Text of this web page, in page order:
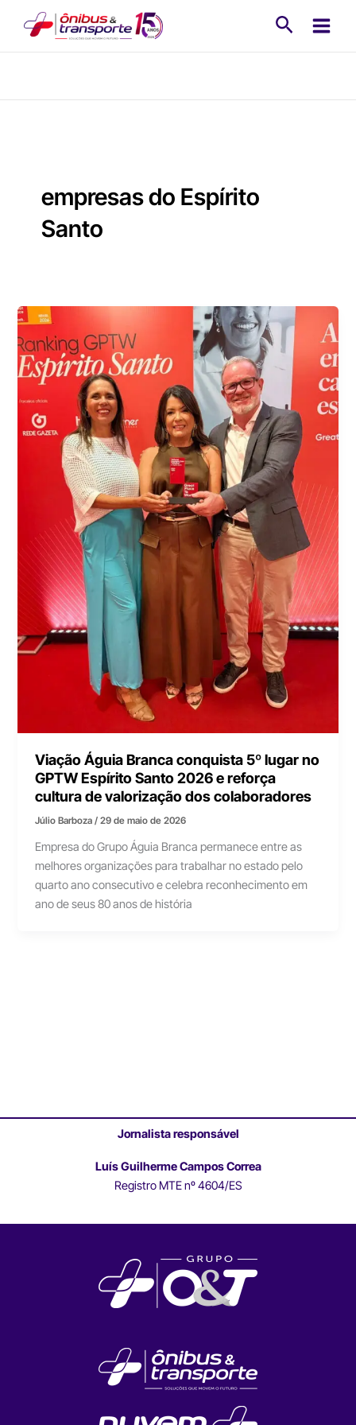
empresas do Espírito
Santo
Viação Águia Branca conquista 5º lugar no
GPTW Espírito Santo 2026 e reforça
cultura de valorização dos colaboradores
Júlio Barboza/29 de maio de 2026
Empresa do Grupo Águia Branca permanece entre as
melhores organizações para trabalhar no estado pelo
quarto ano consecutivo e celebra reconhecimento em
ano de seus 80 anos de história
Jornalista responsável
Luís Guilherme Campos Correa
Registro MTE nº 4604/ES